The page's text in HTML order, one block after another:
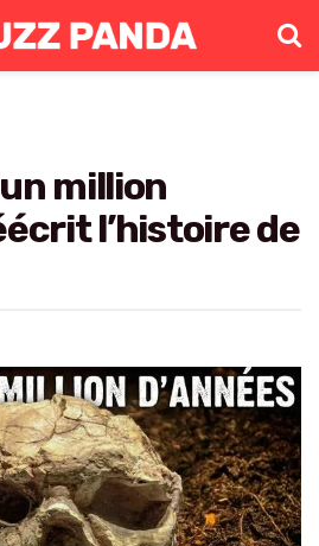
million
l’histoire de